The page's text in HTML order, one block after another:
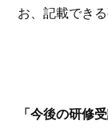
お、記載でき
「今後の研修